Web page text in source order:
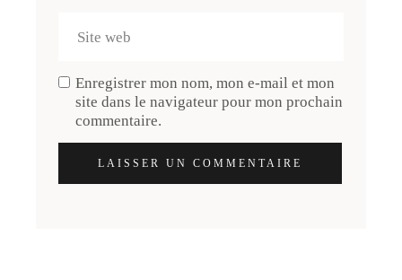
Enregistrer mon nom, mon e-mail et mon
site dans le navigateur pour mon prochain
commentaire.
LAISSER UN COMMENTAIRE